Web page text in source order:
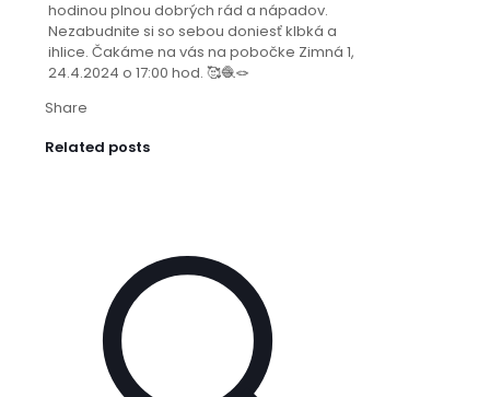
hodinou plnou dobrých rád a nápadov.
Nezabudnite si so sebou doniesť klbká a
ihlice. Čakáme na vás na pobočke Zimná 1,
24.4.2024 o 17:00 hod. 🥰🧶🪢
Share
Related posts